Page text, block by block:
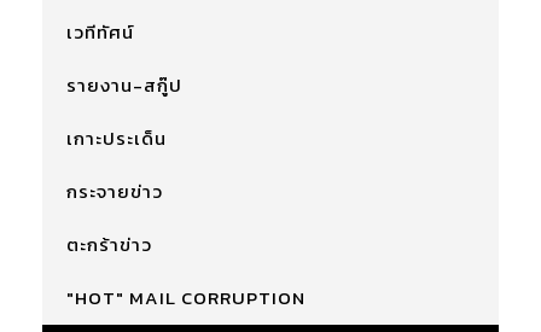
เวทีทัศน์
รายงาน-สกู๊ป
เกาะประเด็น
กระจายข่าว
ตะกร้าข่าว
"HOT" MAIL CORRUPTION